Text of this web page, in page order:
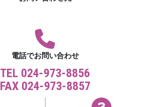
電話でお問い合わせ
TEL 024-973-8856
FAX 024-973-8857